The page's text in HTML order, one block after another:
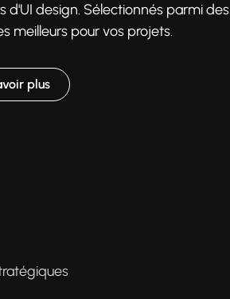
d'UI design. Sélectionnés parmi des
meilleurs pour vos projets.
plus